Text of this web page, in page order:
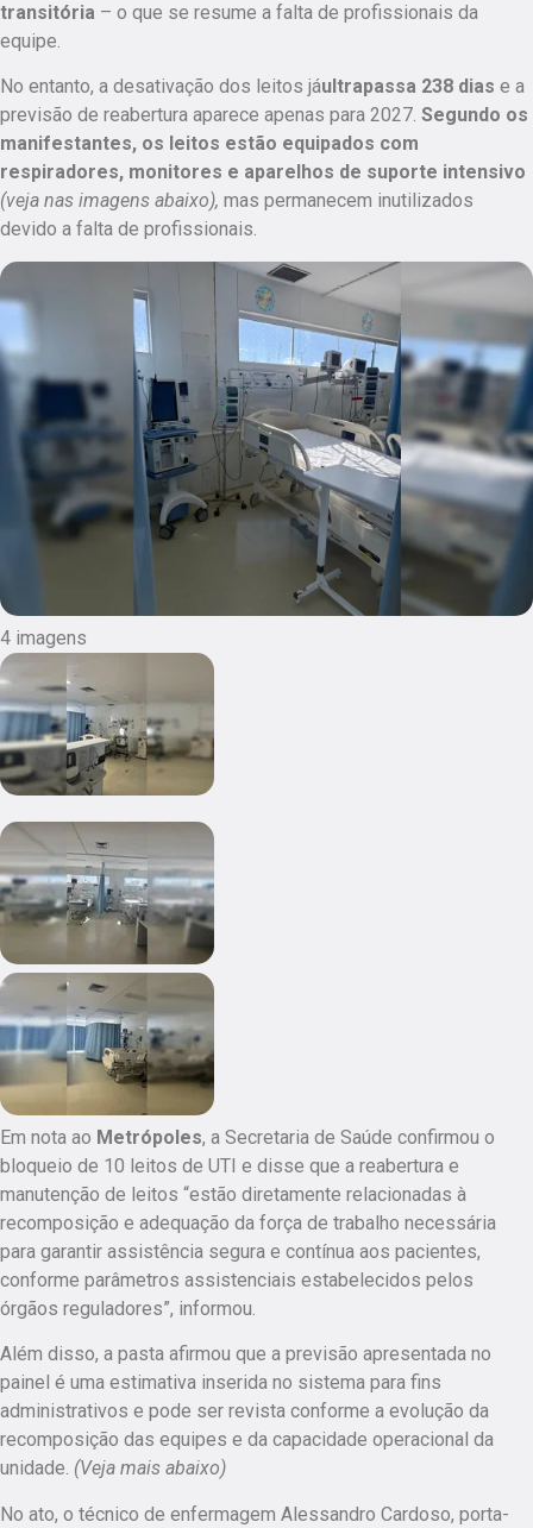
transitória – o que se resume a falta de profissionais da
equipe.
No entanto, a desativação dos leitos jáultrapassa 238 dias e a
previsão de reabertura aparece apenas para 2027. Segundo os
manifestantes, os leitos estão equipados com
respiradores, monitores e aparelhos de suporte intensivo
(veja nas imagens abaixo), mas permanecem inutilizados
devido a falta de profissionais.
4 imagens
Em nota ao Metrópoles, a Secretaria de Saúde confirmou o
bloqueio de 10 leitos de UTI e disse que a reabertura e
manutenção de leitos “estão diretamente relacionadas à
recomposição e adequação da força de trabalho necessária
para garantir assistência segura e contínua aos pacientes,
conforme parâmetros assistenciais estabelecidos pelos
órgãos reguladores”, informou.
Além disso, a pasta afirmou que a previsão apresentada no
painel é uma estimativa inserida no sistema para fins
administrativos e pode ser revista conforme a evolução da
recomposição das equipes e da capacidade operacional da
unidade. (Veja mais abaixo)
No ato, o técnico de enfermagem Alessandro Cardoso, porta-